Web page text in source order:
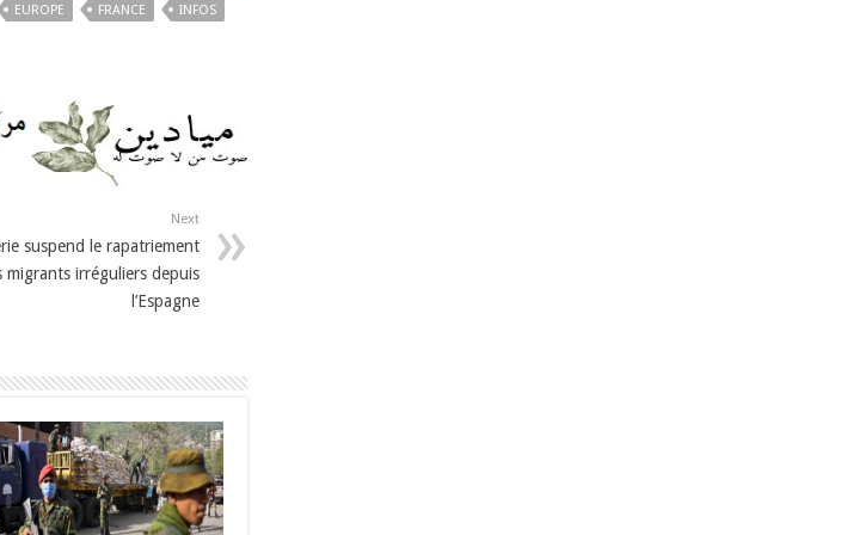
EUROPE FRANCE
INFOS
Next
suspend le rapatriement
migrants irréguliers depuis
l’Espagne